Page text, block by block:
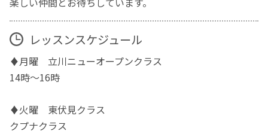
レッスンスケジュール
♦️月曜 立川ニューオープンクラス
14時〜16時
♦️火曜 東伏見クラス
クプナクラス